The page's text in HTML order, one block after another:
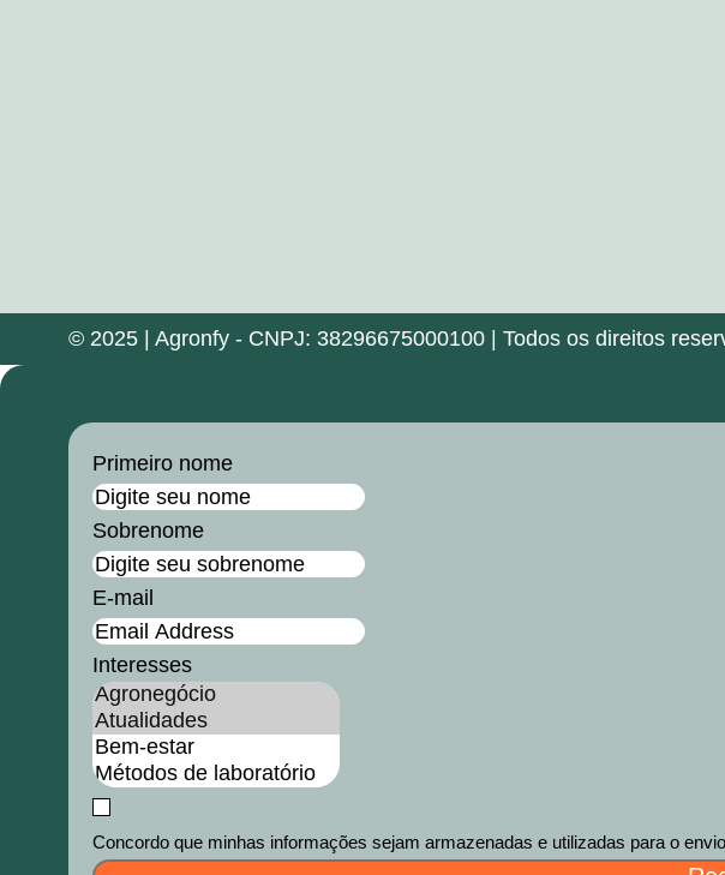
© 2025 | Agronfy - CNPJ: 38296675000100 | Todos os direitos
Primeiro nome
Sobrenome
E-mail
Interesses
Concordo que minhas informações sejam armazenadas e utilizadas para o